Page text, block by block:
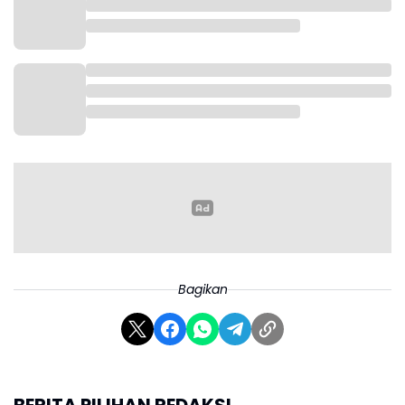
Mentan mengaku bahwa Rakortas tersebut
mendapatkan harga yang terjangkau dalam
memenuhi kebutuhan di bulan Ramadhan hingga
Lebaran. Meski begitu, Mentan tidak menyebutkan
Bagikan